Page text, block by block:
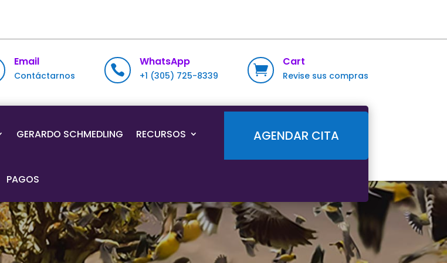
Email
Contáctarnos 
WhatsApp
+1 (305) 725-8339 
Cart
Revise sus compras
GERARDO SCHMEDLING RECURSOS
PAGOS
AGENDAR CITA